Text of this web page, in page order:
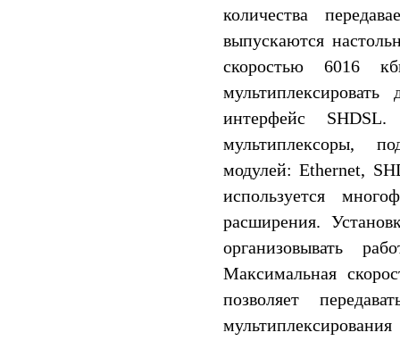
количества
выпускаются
скоростью 6016
интерфейс
мультиплексоры,
модулей: Ethernet,
используется
расширения.
организовывать
Максимальная
позволяет